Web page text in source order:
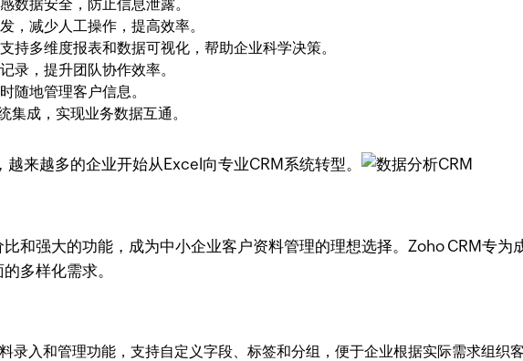
数据安全，防止信息泄露。
，减少人工操作，提高效率。
支持多维度报表和数据可视化，帮助企业科学决策。
录，提升团队协作效率。
随地管理客户信息。
集成，实现业务数据互通。
来越多的企业开始从Excel向专业CRM系统转型。
和强大的功能，成为中小企业客户资料管理的理想选择。Zoho CRM专为
多样化需求。
录入和管理功能，支持自定义字段、标签和分组，便于企业根据实际需求组织客